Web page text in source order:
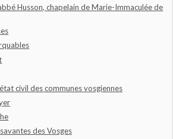
Husson, chapelain de Marie-Immaculée de
civil des communes vosgiennes
des Vosges